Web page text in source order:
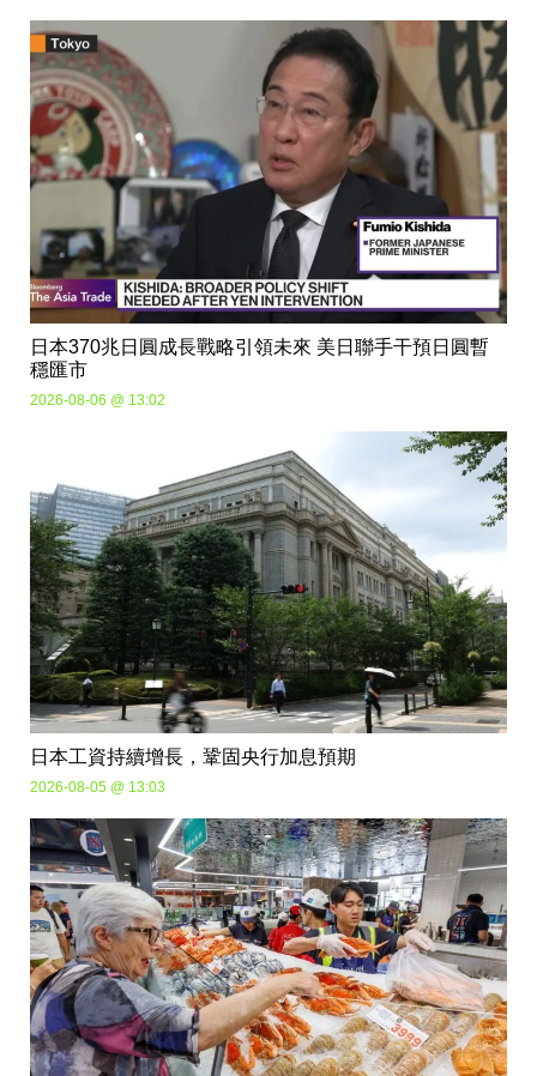
日本370兆日圓成長戰略引領未來 美日聯手干預日圓暫
穩匯市
2026-08-06 @ 13:02
日本工資持續增長，鞏固央行加息預期
2026-08-05 @ 13:03